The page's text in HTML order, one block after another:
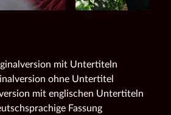
mit Untertiteln
ohne Untertitel
mit englischen Untertiteln
Fassung